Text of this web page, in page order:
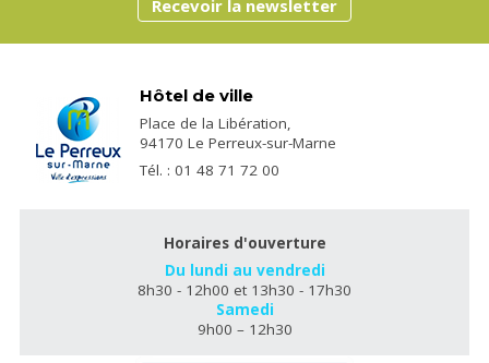
Recevoir la newsletter
Hôtel de ville
Place de la Libération,
94170 Le Perreux-sur-Marne
Tél. : 01 48 71 72 00
Horaires d'ouverture
Du lundi au vendredi
8h30 - 12h00 et 13h30 - 17h30
Samedi
9h00 – 12h30